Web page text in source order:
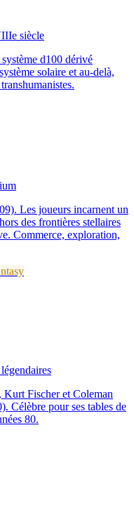
siècle
d100 dérivé
solaire et au-delà,
Les joueurs incarnent un
des frontières stellaires
Commerce, exploration,
Kurt Fischer et Coleman
Célèbre pour ses tables de
80.